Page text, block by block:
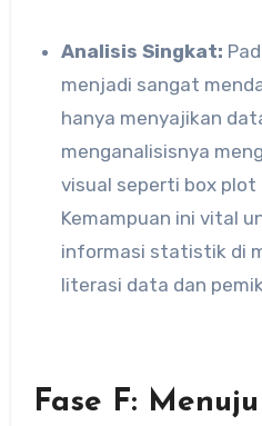
Analisis Singkat:
menjadi sangat
hanya menyajikan
menganalisisnya
visual seperti box plot
Kemampuan ini vital
informasi statistik di
literasi data dan
Fase F: